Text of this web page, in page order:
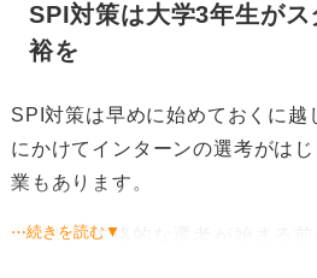
SPI対策は大学3年生が
裕を
SPI対策は早めに始めておくに
にかけてインターンの選考がは
業もあります。
そうした本格的な選考が始まる
⋯続きを読む▼